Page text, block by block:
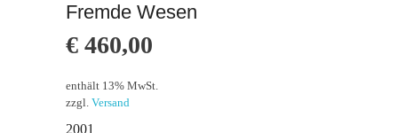
Fremde Wesen
€ 460,00
enthält 13% MwSt.
zzgl. Versand
2001